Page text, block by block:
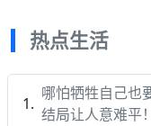
热点生活
哪怕牺牲自己也
结局让人意难平！